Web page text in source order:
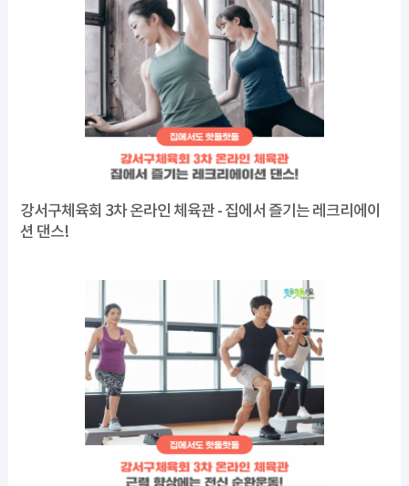
강서구체육회 3차 온라인 체육관 - 집에서 즐기는 레크리에이
션 댄스!